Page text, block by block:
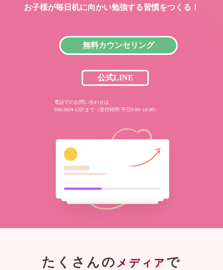
お子様が毎日机に向かい勉強する習慣をつくる！
無料カウンセリング
公式LINE
電話でのお問い合わせは
050-3634-1207まで（受付時間 平日9:00~18:00）
たくさんの メディア で